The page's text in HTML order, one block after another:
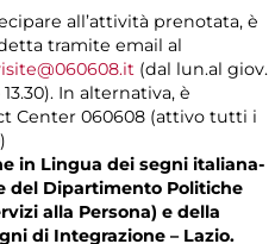
all’attività prenotata, è
tramite email al
(dal lun.al giov.
In alternativa, è
Center 060608 (attivo tutti i
in Lingua dei segni italiana-
del Dipartimento Politiche
alla Persona) e della
di Integrazione – Lazio.